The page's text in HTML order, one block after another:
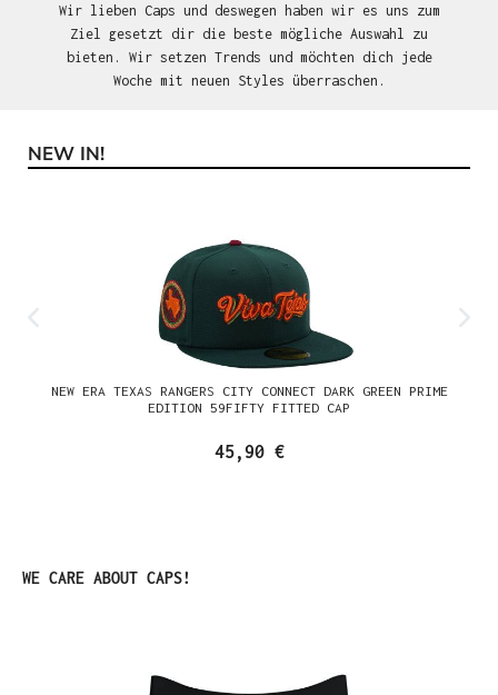
Wir lieben Caps und deswegen haben wir es uns zum
Ziel gesetzt dir die beste mögliche Auswahl zu
bieten. Wir setzen Trends und möchten dich jede
Woche mit neuen Styles überraschen.
Produktgalerie überspringen
NEW IN!
NEW ERA TEXAS RANGERS CITY CONNECT DARK GREEN PRIME
EDITION 59FIFTY FITTED CAP
45,90 €
Produktgalerie überspringen
WE CARE ABOUT CAPS!